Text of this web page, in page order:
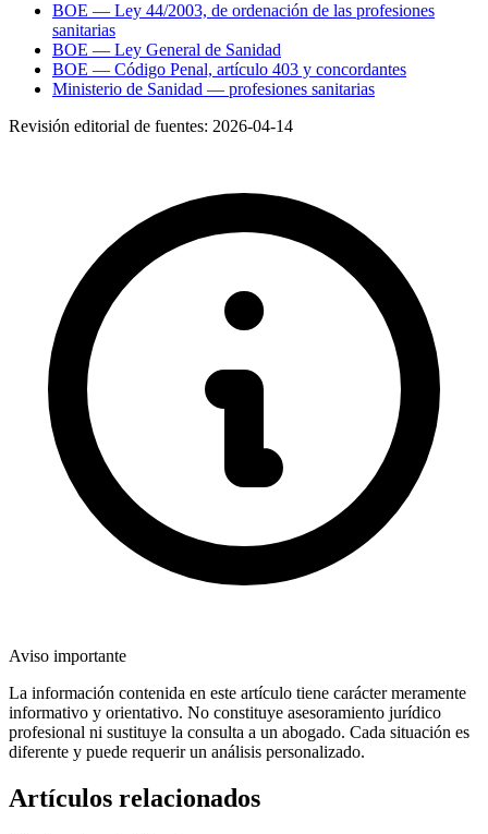
BOE — Ley 44/2003, de ordenación de las profesiones
sanitarias
BOE — Ley General de Sanidad
BOE — Código Penal, artículo 403 y concordantes
Ministerio de Sanidad — profesiones sanitarias
Revisión editorial de fuentes: 2026-04-14
Aviso importante
La información contenida en este artículo tiene carácter meramente
informativo y orientativo. No constituye asesoramiento jurídico
profesional ni sustituye la consulta a un abogado. Cada situación es
diferente y puede requerir un análisis personalizado.
Artículos relacionados